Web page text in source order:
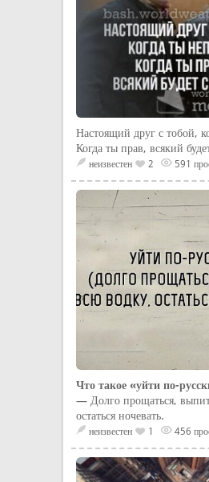
Настоящий друг с тобой,
Когда ты прав, всякий
неизвестен 2 591
Что такое «уйти по-
— Долго прощаться,
остаться ночевать.
неизвестен 1 456